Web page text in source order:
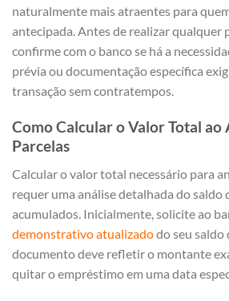
naturalmente mais atraentes para
antecipada. Antes de realizar qualquer
confirme com o banco se há a
prévia ou documentação específica
transação sem contratempos.
Como Calcular o Valor Total ao
Parcelas
Calcular o valor total necessário para
requer uma análise detalhada do saldo
acumulados. Inicialmente, solicite ao
demonstrativo atualizadodo seu saldo
documento deve refletir o montante
quitar o empréstimo em uma data